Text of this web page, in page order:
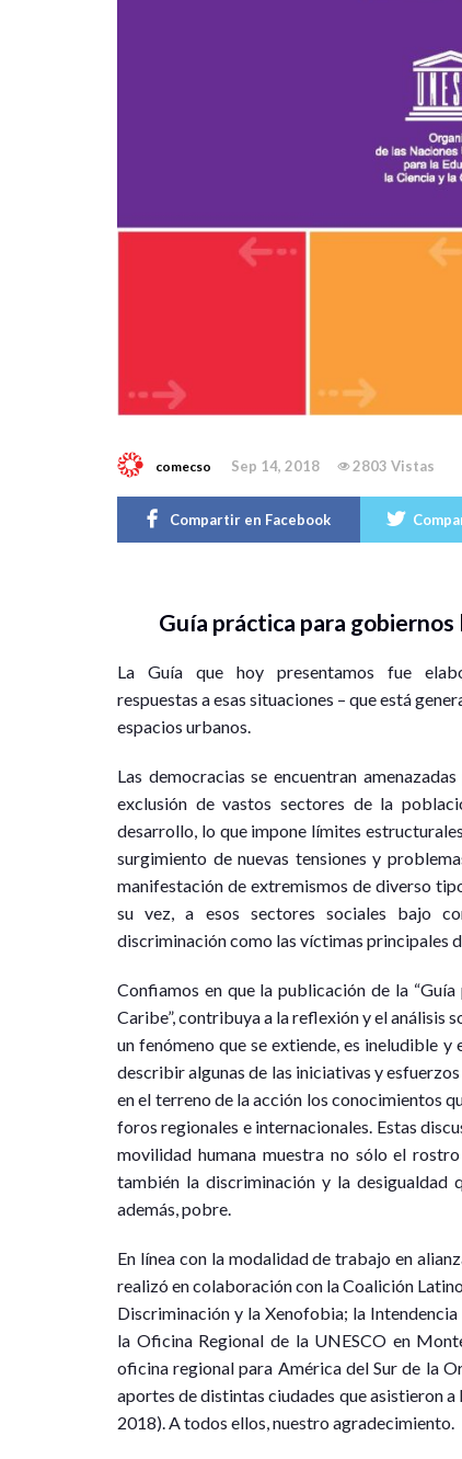
comecso Sep 14, 2018 2803 Vistas
Compartir en Facebook
Guía práctica para
La Guía que hoy presentamos fue
respuestas a esas situaciones – que está
espacios urbanos.
Las democracias se encuentran
exclusión de vastos sectores de la
desarrollo, lo que impone límites
surgimiento de nuevas tensiones y
manifestación de extremismos de diverso
su vez, a esos sectores sociales bajo
discriminación como las víctimas principales
Confiamos en que la publicación de la
Caribe”, contribuya a la reflexión y el análisis
un fenómeno que se extiende, es ineludible
describir algunas de las iniciativas y
en el terreno de la acción los conocimientos
foros regionales e internacionales. Estas
movilidad humana muestra no sólo el
también la discriminación y la desigualdad
además, pobre.
En línea con la modalidad de trabajo en
realizó en colaboración con la Coalición
Discriminación y la Xenofobia; la
la Oficina Regional de la UNESCO en
oficina regional para América del Sur de la
aportes de distintas ciudades que asistieron
2018). A todos ellos, nuestro agradecimiento.